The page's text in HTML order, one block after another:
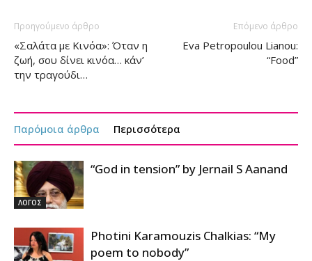
Προηγούμενο άρθρο
«Σαλάτα με Κινόα»: Όταν η
ζωή, σου δίνει κινόα… κάν’
την τραγούδι…
Επόμενο άρθρο
Eva Petropoulou Lianou:
“Food”
Παρόμοια άρθρα Περισσότερα
ΛΟΓΟΣ
“God in tension” by Jernail S Aanand
Photini Karamouzis Chalkias: “My
poem to nobody”